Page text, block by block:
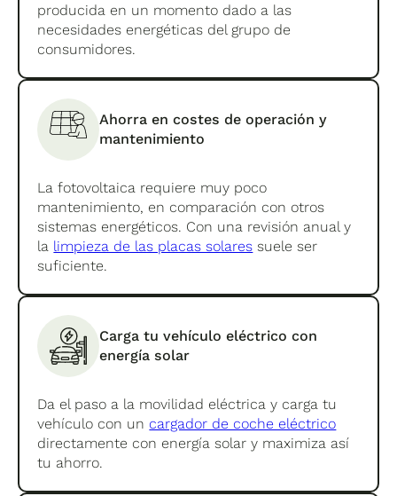
producida en un momento dado a las
necesidades energéticas del grupo de
consumidores.
Ahorra en costes de operación y
mantenimiento
La fotovoltaica requiere muy poco
mantenimiento, en comparación con otros
sistemas energéticos. Con una revisión anual y
la limpieza de las placas solares suele ser
suficiente.
Carga tu vehículo eléctrico con
energía solar
Da el paso a la movilidad eléctrica y carga tu
vehículo con un cargador de coche eléctrico
directamente con energía solar y maximiza así
tu ahorro.